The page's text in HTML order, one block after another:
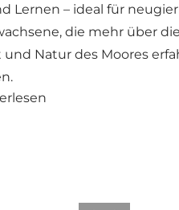
Lernen – ideal für
die mehr über
und Natur des Moores